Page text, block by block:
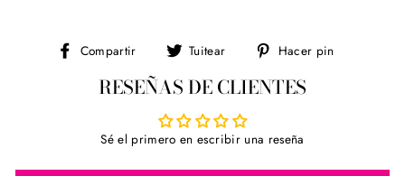
Compartir
Compartir
Facebook
Tuitear
Tuitear
Twitter
Hacer pin
RESEÑAS DE CLIENTES
Sé el primero en escribir una reseña